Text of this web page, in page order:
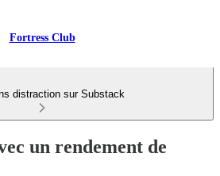
Fortress Club
distraction sur Substack
un rendement de